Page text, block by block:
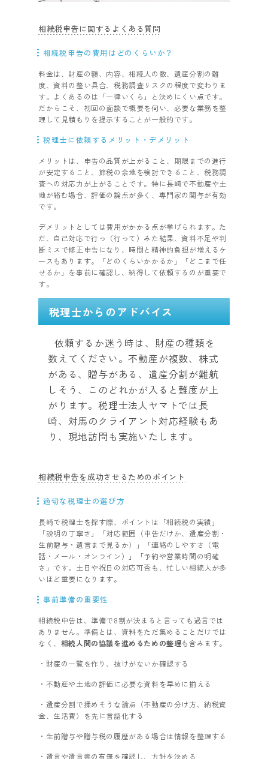
相続税申告に関するよくある質問
相続税申告の費用はどのくらいか？
料金は、財産の額、内容、相続人の数、遺産分割の難
度、資料の整い具合、税務調査リスクの程度で変わりま
す。よくあるのは「一律いくら」と決めにくい点です。
だからこそ、初回の面談で概要を伺い、必要な業務を整
理して見積もりを提示することが一般的です。
税理士に依頼するメリット・デメリット
メリットは、申告の品質が上がること、期限までの進行
が安定すること、節税の余地を検討できること、税務調
査への対応力が上がることです。特に長崎で不動産や土
地が絡む場合、評価の論点が多く、専門家の関与が有効
です。
デメリットとしては費用がかかる点が挙げられます。た
だ、自己対応で行っ（行って）みた結果、資料不足や判
断ミスで修正申告になり、時間と精神的負担が増えるケ
ースもあります。「どのくらいかかるか」「どこまで任
せるか」を事前に確認し、納得して依頼するのが重要で
す。
税理士からのアドバイス
依頼するか迷う時は、財産の種類を
数えてください。不動産が複数、株式
がある、贈与がある、遺産分割が難航
しそう、このどれかが入ると難度が上
がります。税理士法人ヤマトでは長
崎、対馬のクライアント対応経験もあ
り、現地訪問も実施いたします。
相続税申告を成功させるためのポイント
適切な税理士の選び方
長崎で税理士を探す際、ポイントは「相続税の実績」
「説明の丁寧さ」「対応範囲（申告だけか、遺産分割・
生前贈与・遺言まで見るか）」「連絡のしやすさ（電
話・メール・オンライン）」「予約や営業時間の明確
さ」です。土日や祝日の対応可否も、忙しい相続人が多
いほど重要になります。
事前準備の重要性
相続税申告は、準備で8割が決まると言っても過言では
ありません。準備とは、資料をただ集めることだけでは
なく、 相続人間の協議を進めるための整理も含みます。
・財産の一覧を作り、抜けがないか確認する
・不動産や土地の評価に必要な資料を早めに揃える
・遺産分割で揉めそうな論点（不動産の分け方、納税資
金、生活費）を先に言語化する
・生前贈与や贈与税の履歴がある場合は情報を整理する
・遺言や遺言書の有無を確認し、方針を決める